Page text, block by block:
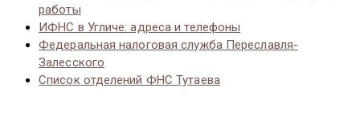
работы
ИФНС в Угличе: адреса и телефоны
Федеральная налоговая служба Переславля-
Залесского
Список отделений ФНС Тутаева